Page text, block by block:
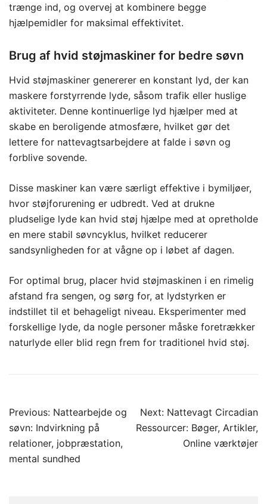
trænge ind, og overvej at kombinere begge
hjælpemidler for maksimal effektivitet.
Brug af hvid støjmaskiner for bedre søvn
Hvid støjmaskiner genererer en konstant lyd, der kan
maskere forstyrrende lyde, såsom trafik eller huslige
aktiviteter. Denne kontinuerlige lyd hjælper med at
skabe en beroligende atmosfære, hvilket gør det
lettere for nattevagtsarbejdere at falde i søvn og
forblive sovende.
Disse maskiner kan være særligt effektive i bymiljøer,
hvor støjforurening er udbredt. Ved at drukne
pludselige lyde kan hvid støj hjælpe med at opretholde
en mere stabil søvncyklus, hvilket reducerer
sandsynligheden for at vågne op i løbet af dagen.
For optimal brug, placer hvid støjmaskinen i en rimelig
afstand fra sengen, og sørg for, at lydstyrken er
indstillet til et behageligt niveau. Eksperimenter med
forskellige lyde, da nogle personer måske foretrækker
naturlyde eller blid regn frem for traditionel hvid støj.
Post
navigation
Previous: Nattearbejde og
søvn: Indvirkning på
relationer, jobpræstation,
mental sundhed
Next: Nattevagt Circadian
Ressourcer: Bøger, Artikler,
Online værktøjer